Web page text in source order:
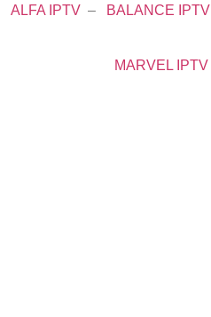
ALFA IPTV – BALANCE IPTV
MARVEL IPTV